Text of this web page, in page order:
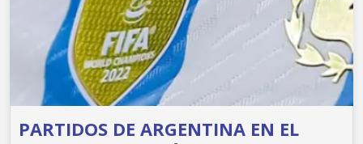
PARTIDOS DE ARGENTINA EN EL